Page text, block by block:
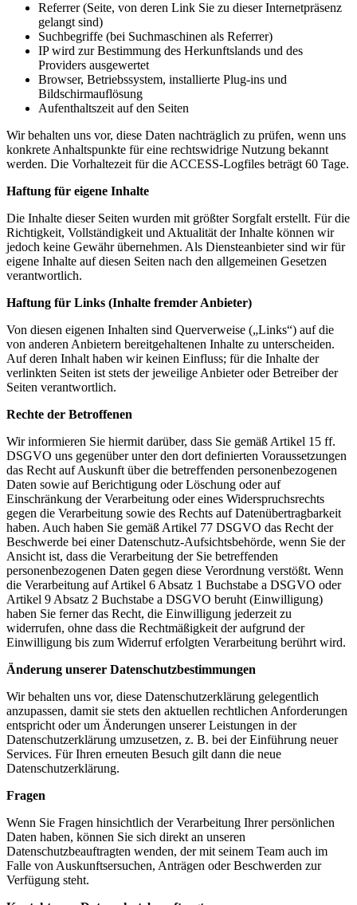
Referrer (Seite, von deren Link Sie zu dieser Internetpräsenz
gelangt sind)
Suchbegriffe (bei Suchmaschinen als Referrer)
IP wird zur Bestimmung des Herkunftslands und des
Providers ausgewertet
Browser, Betriebssystem, installierte Plug-ins und
Bildschirmauflösung
Aufenthaltszeit auf den Seiten
Wir behalten uns vor, diese Daten nachträglich zu prüfen, wenn uns
konkrete Anhaltspunkte für eine rechtswidrige Nutzung bekannt
werden. Die Vorhaltezeit für die ACCESS-Logfiles beträgt 60 Tage.
Haftung für eigene Inhalte
Die Inhalte dieser Seiten wurden mit größter Sorgfalt erstellt. Für die
Richtigkeit, Vollständigkeit und Aktualität der Inhalte können wir
jedoch keine Gewähr übernehmen. Als Diensteanbieter sind wir für
eigene Inhalte auf diesen Seiten nach den allgemeinen Gesetzen
verantwortlich.
Haftung für Links (Inhalte fremder Anbieter)
Von diesen eigenen Inhalten sind Querverweise („Links“) auf die
von anderen Anbietern bereitgehaltenen Inhalte zu unterscheiden.
Auf deren Inhalt haben wir keinen Einfluss; für die Inhalte der
verlinkten Seiten ist stets der jeweilige Anbieter oder Betreiber der
Seiten verantwortlich.
Rechte der Betroffenen
Wir informieren Sie hiermit darüber, dass Sie gemäß Artikel 15 ff.
DSGVO uns gegenüber unter den dort definierten Voraussetzungen
das Recht auf Auskunft über die betreffenden personenbezogenen
Daten sowie auf Berichtigung oder Löschung oder auf
Einschränkung der Verarbeitung oder eines Widerspruchsrechts
gegen die Verarbeitung sowie des Rechts auf Datenübertragbarkeit
haben. Auch haben Sie gemäß Artikel 77 DSGVO das Recht der
Beschwerde bei einer Datenschutz-Aufsichtsbehörde, wenn Sie der
Ansicht ist, dass die Verarbeitung der Sie betreffenden
personenbezogenen Daten gegen diese Verordnung verstößt. Wenn
die Verarbeitung auf Artikel 6 Absatz 1 Buchstabe a DSGVO oder
Artikel 9 Absatz 2 Buchstabe a DSGVO beruht (Einwilligung)
haben Sie ferner das Recht, die Einwilligung jederzeit zu
widerrufen, ohne dass die Rechtmäßigkeit der aufgrund der
Einwilligung bis zum Widerruf erfolgten Verarbeitung berührt wird.
Änderung unserer Datenschutzbestimmungen
Wir behalten uns vor, diese Datenschutzerklärung gelegentlich
anzupassen, damit sie stets den aktuellen rechtlichen Anforderungen
entspricht oder um Änderungen unserer Leistungen in der
Datenschutzerklärung umzusetzen, z. B. bei der Einführung neuer
Services. Für Ihren erneuten Besuch gilt dann die neue
Datenschutzerklärung.
Fragen
Wenn Sie Fragen hinsichtlich der Verarbeitung Ihrer persönlichen
Daten haben, können Sie sich direkt an unseren
Datenschutzbeauftragten wenden, der mit seinem Team auch im
Falle von Auskunftsersuchen, Anträgen oder Beschwerden zur
Verfügung steht.